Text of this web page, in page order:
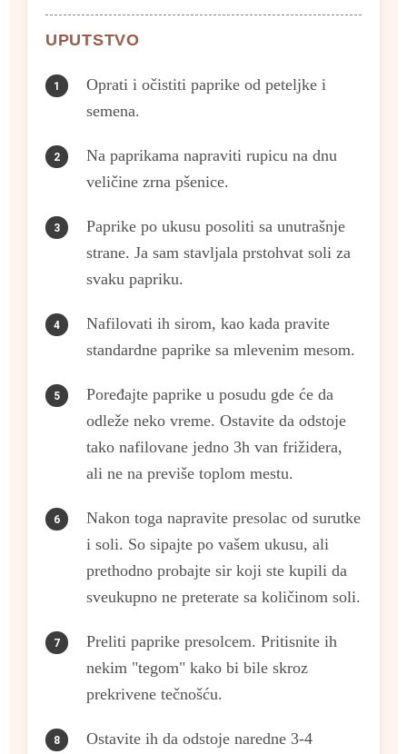
UPUTSTVO
Oprati i očistiti paprike od peteljke i
semena.
Na paprikama napraviti rupicu na dnu
veličine zrna pšenice.
Paprike po ukusu posoliti sa unutrašnje
strane. Ja sam stavljala prstohvat soli za
svaku papriku.
Nafilovati ih sirom, kao kada pravite
standardne paprike sa mlevenim mesom.
Poređajte paprike u posudu gde će da
odleže neko vreme. Ostavite da odstoje
tako nafilovane jedno 3h van frižidera,
ali ne na previše toplom mestu.
Nakon toga napravite presolac od surutke
i soli. So sipajte po vašem ukusu, ali
prethodno probajte sir koji ste kupili da
sveukupno ne preterate sa količinom soli.
Preliti paprike presolcem. Pritisnite ih
nekim "tegom" kako bi bile skroz
prekrivene tečnošću.
Ostavite ih da odstoje naredne 3-4